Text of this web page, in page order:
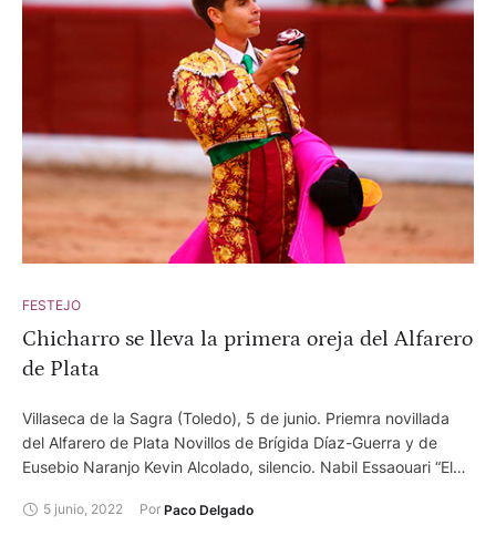
FESTEJO
Chicharro se lleva la primera oreja del Alfarero
de Plata
Villaseca de la Sagra (Toledo), 5 de junio. Priemra novillada
del Alfarero de Plata Novillos de Brígida Díaz-Guerra y de
Eusebio Naranjo Kevin Alcolado, silencio. Nabil Essaouari “El
oreja. Roberto Martín “Jarocho”, vuelta al ruedo. Lenny Martín,
5 junio, 2022 Por Paco Delgado